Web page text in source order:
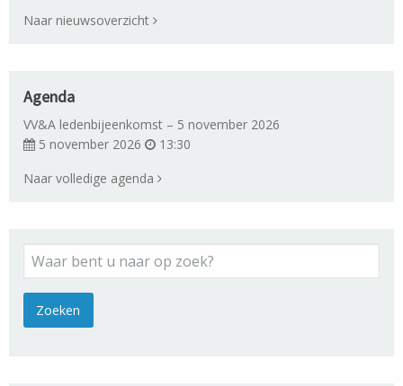
Naar nieuwsoverzicht
Agenda
VV&A ledenbijeenkomst – 5 november 2026
5 november 2026
13:30
Naar volledige agenda